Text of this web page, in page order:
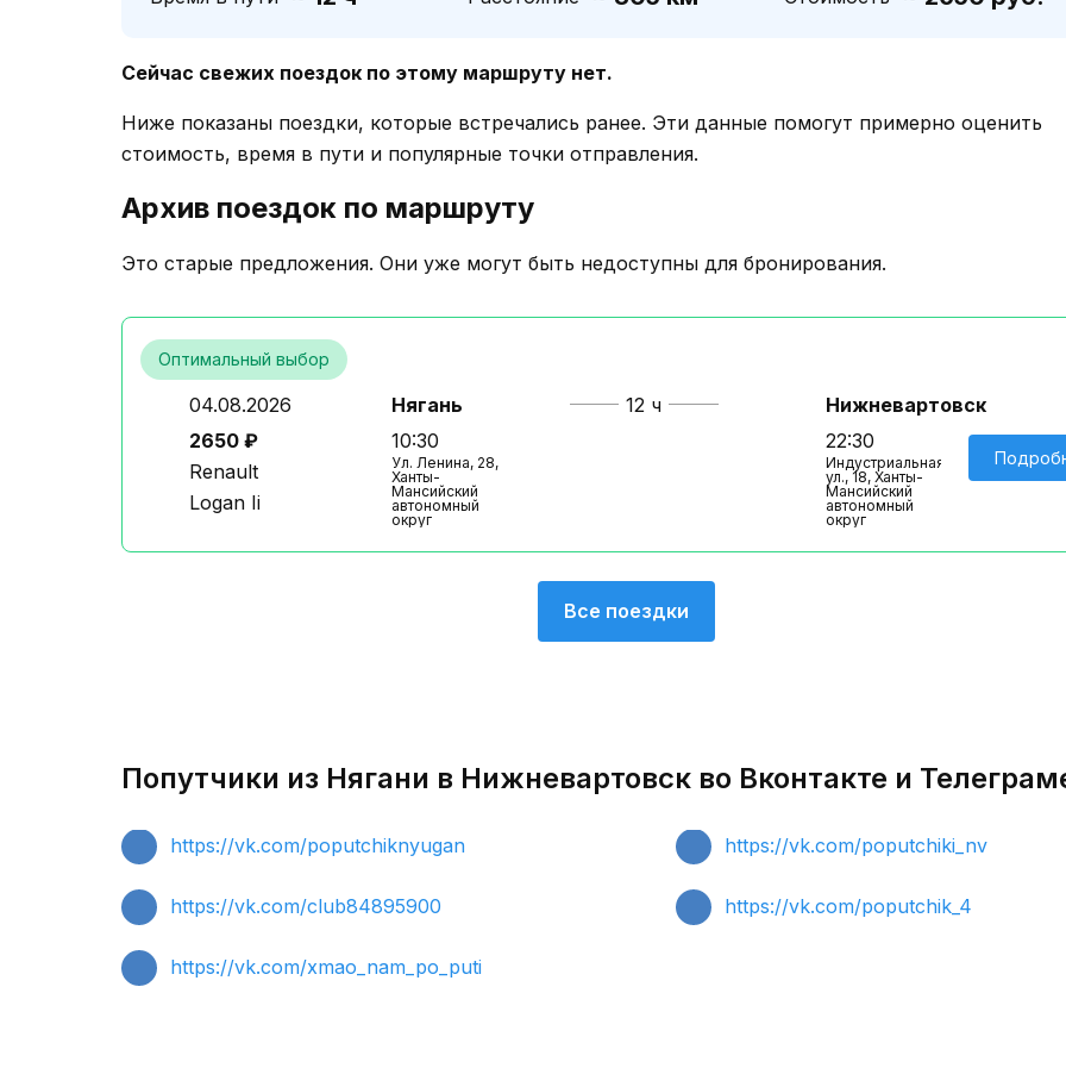
Сейчас свежих поездок по этому маршруту нет.
Ниже показаны поездки, которые встречались ранее. Эти данные помогут примерно оценить
стоимость, время в пути и популярные точки отправления.
Архив поездок по маршруту
Это старые предложения. Они уже могут быть недоступны для бронирования.
Оптимальный выбор
04.08.2026
2650 ₽
Renault
Logan Ii
Нягань
10:30
Ул. Ленина, 28,
Ханты-
Мансийский
автономный
округ
12 ч
Нижневартовск
22:30
Индустриальная
ул., 18, Ханты-
Мансийский
автономный
округ
Все поездки
Попутчики из Нягани в Нижневартовск во Вконтакте и
https://vk.com/poputchiknyugan https://vk.com/poputchiki_nv
https://vk.com/club84895900 https://vk.com/poputchik_4
https://vk.com/xmao_nam_po_puti